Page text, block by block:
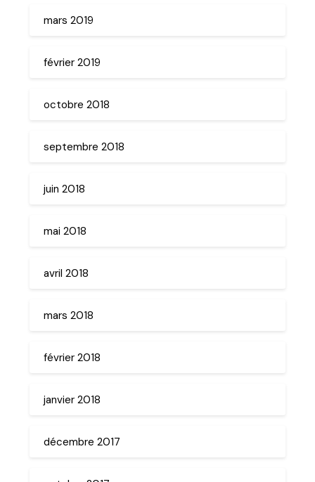
mars 2019
février 2019
octobre 2018
septembre 2018
juin 2018
mai 2018
avril 2018
mars 2018
février 2018
janvier 2018
décembre 2017